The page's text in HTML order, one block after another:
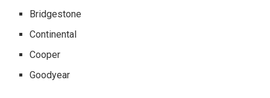
Bridgestone
Continental
Cooper
Goodyear